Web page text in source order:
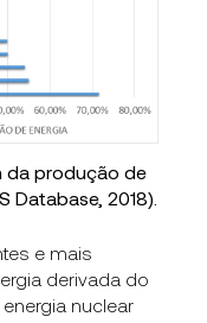
da produção de
Database, 2018).
e mais
derivada do
nuclear